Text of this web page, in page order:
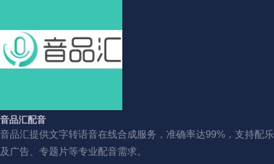
音品汇配音
音品汇提供文字转语音在线合成服务，准确率达99%，支持配乐
及广告、专题片等专业配音需求。